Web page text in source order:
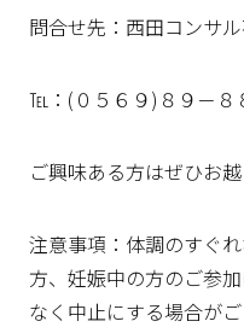
問合せ先：西田コンサ
℡：(０５６９)８９－８
ご興味ある方はぜひお越
注意事項：体調のすぐ
方、妊娠中の方のご参
なく中止にする場合がご